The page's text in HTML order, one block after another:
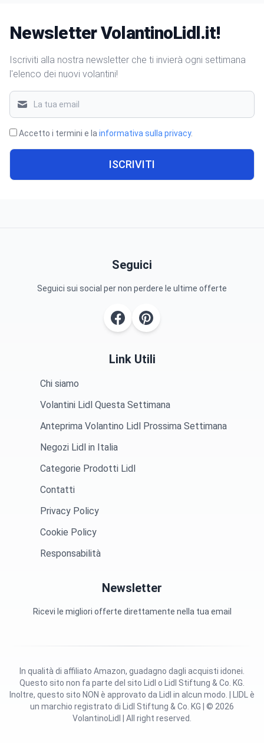
Newsletter VolantinoLidl.it!
Iscriviti alla nostra newsletter che ti invierà ogni settimana
l'elenco dei nuovi volantini!
Accetto i termini e la informativa sulla privacy.
ISCRIVITI
Seguici
Seguici sui social per non perdere le ultime offerte
Link Utili
Chi siamo
Volantini Lidl Questa Settimana
Anteprima Volantino Lidl Prossima Settimana
Negozi Lidl in Italia
Categorie Prodotti Lidl
Contatti
Privacy Policy
Cookie Policy
Responsabilità
Newsletter
Ricevi le migliori offerte direttamente nella tua email
Questo sito non fa parte del sito Lidl o Lidl Stiftung & Co. KG.
Inoltre, questo sito NON è approvato da Lidl in alcun modo. | LIDL è
un marchio registrato di Lidl Stiftung & Co. KG | © 2026
VolantinoLidl | All right reserved.
In qualità di affiliato Amazon, guadagno dagli acquisti idonei.